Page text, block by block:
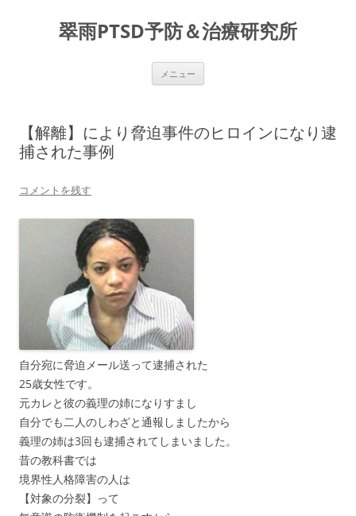
翠雨PTSD予防＆治療研究所
メニュー
【解離】により脅迫事件のヒロインになり逮
捕された事例
コメントを残す
自分宛に脅迫メール送って逮捕された
25歳女性です。
元カレと彼の義理の姉になりすまし
自分でも二人のしわざと通報しましたから
義理の姉は3回も逮捕されてしまいました。
昔の教科書では
境界性人格障害の人は
【対象の分裂】って